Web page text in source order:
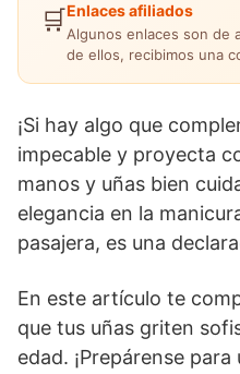
🛒Enlaces afiliados
Algunos enlaces son de
de ellos, recibimos una
¡Si hay algo que
impecable y proyecta
manos y uñas bien
elegancia en la
pasajera, es una
En este artículo te
que tus uñas griten
edad. ¡Prepárense